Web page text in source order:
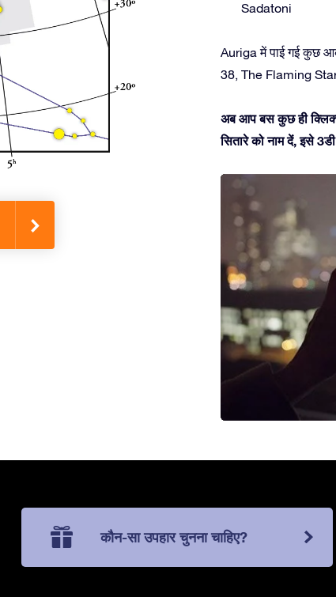
Sadatoni
Auriga में पाई गई कुछ
38, The Flaming
अब आप बस कुछ ही
सितारे को नाम दें, इसे
कौन-सा उपहार चुनना चाहिए?